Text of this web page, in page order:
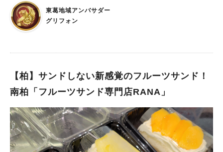
東葛地域アンバサダー
グリフォン
【柏】サンドしない新感覚のフルーツサンド！
南柏「フルーツサンド専門店RANA」